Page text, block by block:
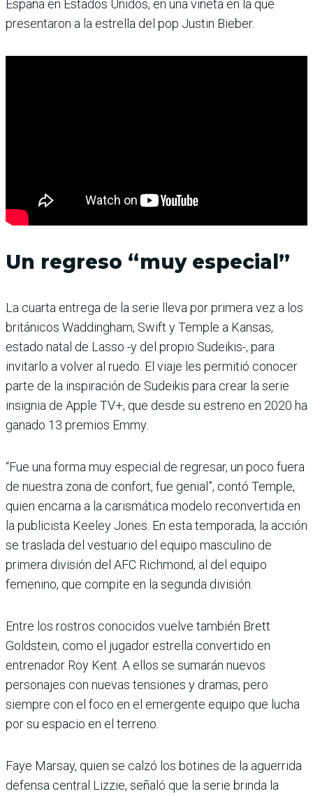
España en Estados Unidos, en una viñeta en la que
presentaron a la estrella del pop Justin Bieber.
Un regreso “muy especial”
La cuarta entrega de la serie lleva por primera vez a los
británicos Waddingham, Swift y Temple a Kansas,
estado natal de Lasso -y del propio Sudeikis-, para
invitarlo a volver al ruedo. El viaje les permitió conocer
parte de la inspiración de Sudeikis para crear la serie
insignia de Apple TV+, que desde su estreno en 2020 ha
ganado 13 premios Emmy.
“Fue una forma muy especial de regresar, un poco fuera
de nuestra zona de confort, fue genial”, contó Temple,
quien encarna a la carismática modelo reconvertida en
la publicista Keeley Jones. En esta temporada, la acción
se traslada del vestuario del equipo masculino de
primera división del AFC Richmond, al del equipo
femenino, que compite en la segunda división.
Entre los rostros conocidos vuelve también Brett
Goldstein, como el jugador estrella convertido en
entrenador Roy Kent. A ellos se sumarán nuevos
personajes con nuevas tensiones y dramas, pero
siempre con el foco en el emergente equipo que lucha
por su espacio en el terreno.
Faye Marsay, quien se calzó los botines de la aguerrida
defensa central Lizzie, señaló que la serie brinda la